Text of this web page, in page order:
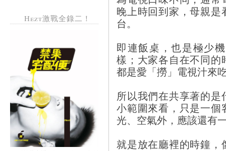
Hezt激戰全錄二！
晚上時回到家，母親
台。
即連飯桌，也是極少
樣；大家各自在不同的
都是愛「撈」電視汁來
所以我們在共享著的
小範圍來看，只是一個
光、空氣外，應該還有
就是放在廳裡的時鐘，